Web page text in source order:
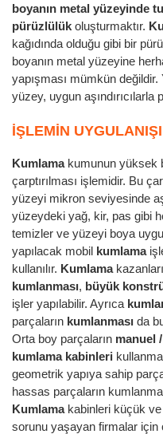
boyanın metal yüzeyinde
pürüzlülük oluşturmaktır.
kağıdında olduğu gibi bir
boyanın metal yüzeyine
yapışması mümkün
yüzey, uygun aşındırıcılarla
IŞLEMIN UYGULANIŞI
Kumlamakumunun yüksek
çarptırılması işlemidir. Bu
yüzeyi mikron seviyesinde
yüzeydeki yağ, kir, pas gibi
temizler ve yüzeyi boya
yapılacak mobil kumlama
kullanılır. Kumlama
kumlanması, büyük
işler yapılabilir. Ayrıca
parçaların kumlanması da
Orta boy parçaların manuel
kumlama kabinleri
geometrik yapıya sahip
hassas parçaların
Kumlamakabinleri küçük ve
sorunu yaşayan firmalar için